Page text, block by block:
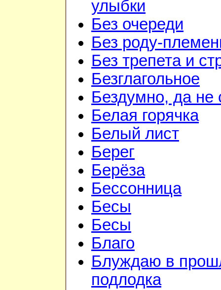
улыбки
Без очереди
Без роду-
Без трепета и
Безглагольное
Бездумно, да не
Белая горячка
Белый лист
Берег
Берёза
Бессонница
Бесы
Бесы
Благо
Блуждаю в
подлодка